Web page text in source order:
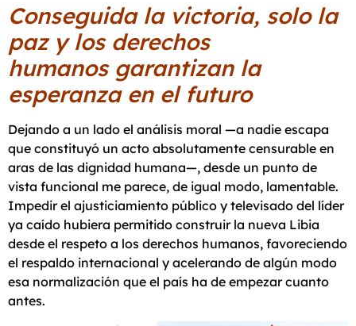
Conseguida la victoria, solo la
paz y los derechos
humanos garantizan la
esperanza en el futuro
Dejando a un lado el análisis moral —a nadie escapa
que constituyó un acto absolutamente censurable en
aras de las dignidad humana—, desde un punto de
vista funcional me parece, de igual modo, lamentable.
Impedir el ajusticiamiento público y televisado del líder
ya caído hubiera permitido construir la nueva Libia
desde el respeto a los derechos humanos, favoreciendo
el respaldo internacional y acelerando de algún modo
esa normalización que el país ha de empezar cuanto
antes.